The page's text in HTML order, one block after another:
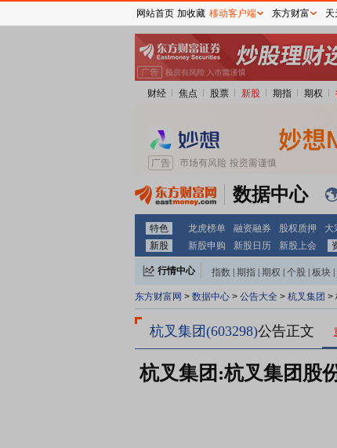
财经 焦点 股票 新股 期指 期权
数据中心
特色 龙虎榜单 融资融券 股权质押 大
新股
新股申购 新股日历 新股上会
行情中心 指数 期指 期权 个股 板块
东方财富网 > 数据中心 > 公告大全 > 杭叉集团 >
杭叉集团(603298)公告正文
杭叉集团:杭叉集团股
网站首页 加收藏 移动客户端 东方财富 天